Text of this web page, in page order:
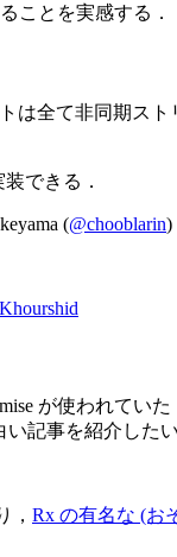
ことを実感する．
は全て非同期スト
できる．
(@chooblarin)
が使われてい
い記事を紹介した
， Rx の有名な (お